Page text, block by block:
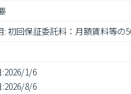
: 初回保証委託料：月額賃料等の
2026/1/6
2026/8/6